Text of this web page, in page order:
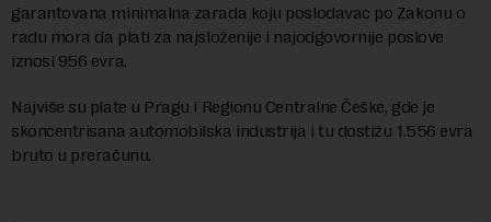
garantovana minimalna zarada koju poslodavac po Zakonu o
radu mora da plati za najsloženije i najodgovornije poslove
iznosi 956 evra.
Najviše su plate u Pragu i Regionu Centralne Češke, gde je
skoncentrisana automobilska industrija i tu dostižu 1.556 evra
bruto u preračunu.